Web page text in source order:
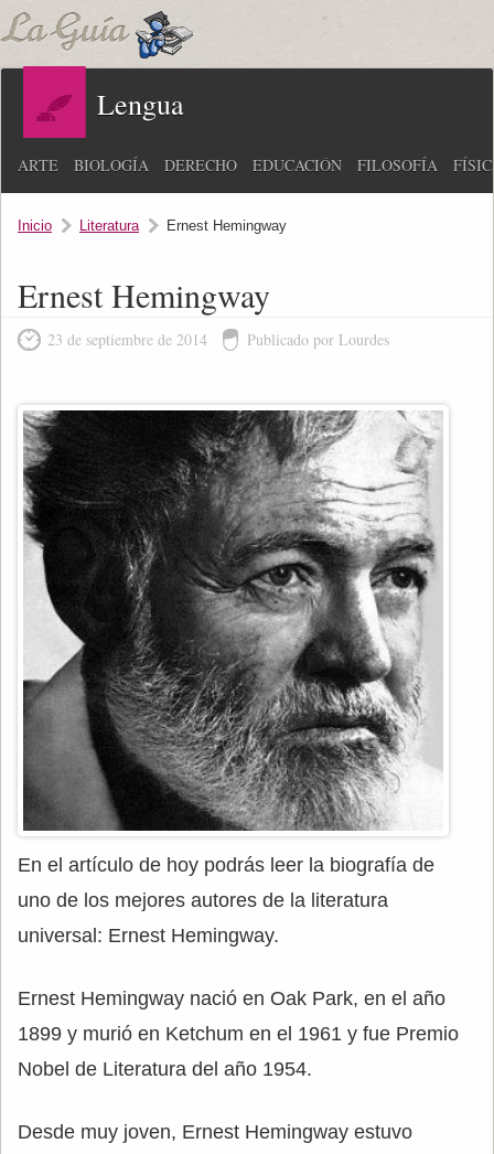
Lengua
ARTE BIOLOGÍA DERECHO EDUCACIÓN FILOSOFÍA
Inicio Literatura Ernest Hemingway
Ernest Hemingway
23 de septiembre de 2014 Publicado por Lourdes
En el artículo de hoy podrás leer la biografía de
uno de los mejores autores de la literatura
universal: Ernest Hemingway.
Ernest Hemingway nació en Oak Park, en el año
1899 y murió en Ketchum en el 1961 y fue Premio
Nobel de Literatura del año 1954.
Desde muy joven, Ernest Hemingway estuvo